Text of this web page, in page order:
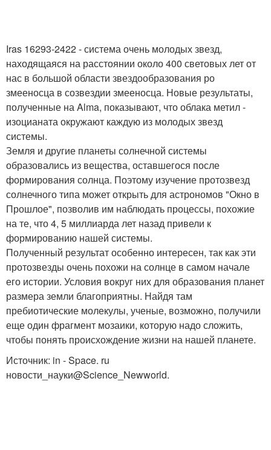
Iras 16293-2422 - система очень молодых звезд,
находящаяся на расстоянии около 400 световых лет от
нас в большой области звездообразования ро
змееносца в созвездии змееносца. Новые результаты,
полученные на Alma, показывают, что облака метил -
изоцианата окружают каждую из молодых звезд
системы.
Земля и другие планеты солнечной системы
образовались из вещества, оставшегося после
формирования солнца. Поэтому изучение протозвезд
солнечного типа может открыть для астрономов "Окно в
Прошлое", позволив им наблюдать процессы, похожие
на те, что 4, 5 миллиарда лет назад привели к
формированию нашей системы.
Полученный результат особенно интересен, так как эти
протозвезды очень похожи на солнце в самом начале
его истории. Условия вокруг них для образования планет
размера земли благоприятны. Найдя там
пребиотические молекулы, ученые, возможно, получили
еще один фрагмент мозаики, которую надо сложить,
чтобы понять происхождение жизни на нашей планете.
Источник: in - Space. ru
новости_науки@Science_Newworld.